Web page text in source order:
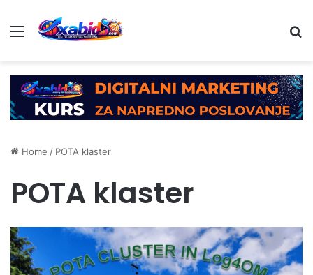
Menu
Home / POTA klaster
POTA klaster